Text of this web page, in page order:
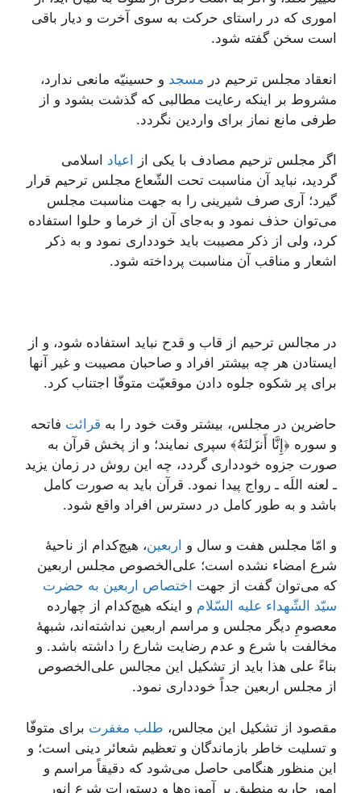
اموری که در راستای حرکت به سوی آخرت و دیار باقی
است سخن گفته شود.
انعقاد مجلس ترحیم در مسجد و حسینیّه مانعی ندارد،
مشروط بر اینکه رعایت مطالبی که گذشت بشود و از
طرفی مانع نماز برای واردین نگردد.
اگر مجلس ترحیم مصادف با یکی از اعیاد اسلامی
گردید، نباید آن مناسبت تحت الشّعاع مجلس ترحیم قرار
گیرد؛ آری صرف شیرینی را به جهت مناسبت مجلس
می‌توان حذف نمود و به‌جای آن از خرما و حلوا استفاده
کرد، ولی از ذکر مصیبت باید خودداری نمود و به ذکر
اشعار و مناقب آن مناسبت پرداخته شود.
در مجالس ترحیم از قاب و قدح نباید استفاده شود، و از
ایستادن هر چه بیشتر افراد و صاحبان مصیبت و غیر آنها
برای پر شکوه جلوه دادن موقعیّت متوفّا اجتناب کرد.
حاضرین در مجلس، بیشتر وقت خود را به قرائت فاتحه
و سوره ﴿إِنَّا أَنزَلنَهُ﴾ سپری نمایند؛ و از پخش قرآن به
صورت جزوه خودداری گردد، چه این روش در زمان یزید
ـ لعنه اللَه ـ رواج پیدا نمود. قرآن باید به صورت کامل
باشد و به طور کامل در دسترس افراد واقع شود.
و امّا مجلس هفت و سال و اربعین، هیچ‌کدام از ناحیۀ
شرع امضاء نشده است؛ علی‌الخصوص مجلس اربعین
که می‌توان گفت از جهت اختصاص اربعین به حضرت
سیّد الشّهداء علیه السّلام و اینکه هیچ‌کدام از چهارده
معصومِ دیگر مجلس و مراسم اربعین نداشته‌اند، شبهۀ
مخالفت با شرع و عدم رضایت شارع را داشته باشد. و
بناءً علی هذا باید از تشکیل این مجالس علی‌الخصوص
از مجلس اربعین جداً خودداری نمود.
مقصود از تشکیل این مجالس، طلب مغفرت برای متوفّا
و تسلیت خاطر بازماندگان و تعظیم شعائر دینی است؛ و
این منظور هنگامی حاصل می‌شود که دقیقاً مراسم و
امور جاریه منطبق بر آموزه‌ها و دستورات شرع انور